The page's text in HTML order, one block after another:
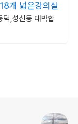
개 넓은강의실
덕,성신등 대박합